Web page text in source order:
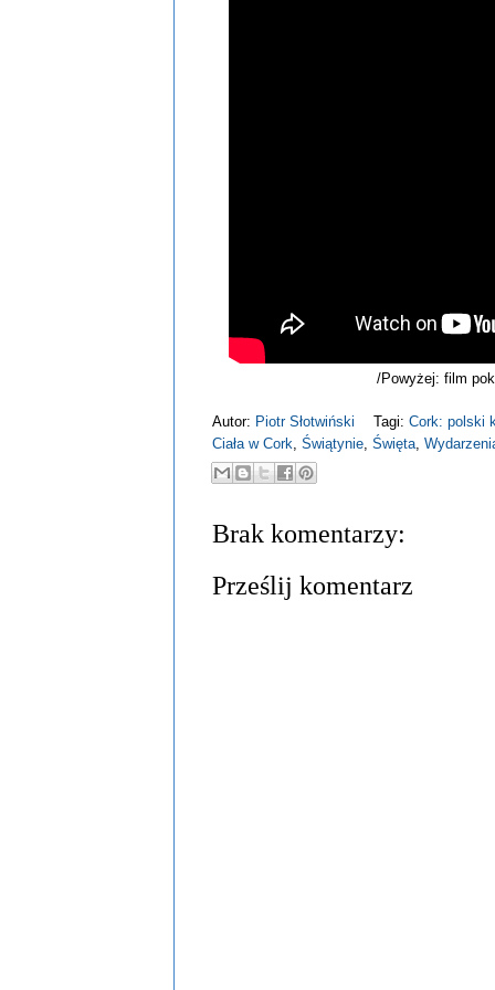
/Powyżej: film
Autor: Piotr Słotwiński Tagi: Cork: polski
Ciała w Cork Świątynie Święta
Brak komentarzy:
Prześlij komentarz